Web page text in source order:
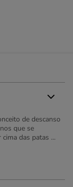
de descanso
que se
das patas ...